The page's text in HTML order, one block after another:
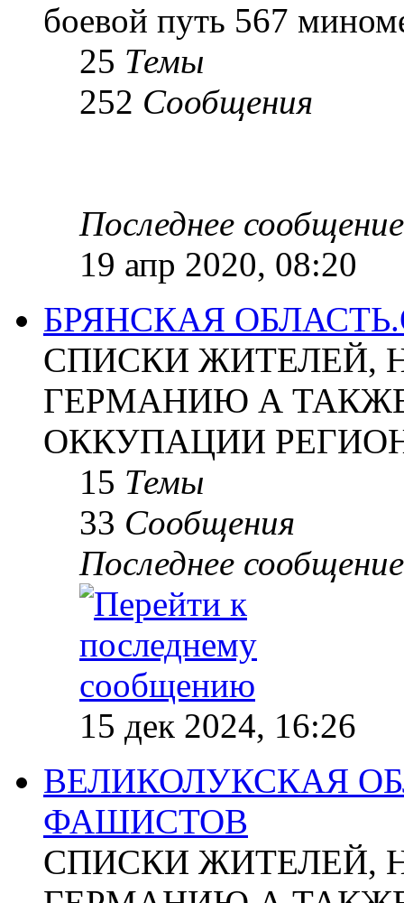
боевой путь 567
25 Темы
252 Сообщения
Последнее сообщение
19 апр 2020, 08:20
БРЯНСКАЯ
СПИСКИ ЖИТЕЛЕЙ,
ГЕРМАНИЮ А
ОККУПАЦИИ
15 Темы
33 Сообщения
Последнее сообщение
15 дек 2024, 16:26
ВЕЛИКОЛУКСКАЯ
ФАШИСТОВ
СПИСКИ ЖИТЕЛЕЙ,